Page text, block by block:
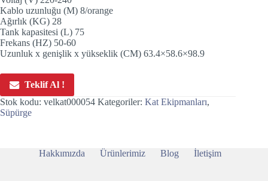
Kablo uzunluğu (M) 8/orange
Ağırlık (KG) 28
Tank kapasitesi (L) 75
Frekans (HZ) 50-60
Uzunluk x genişlik x yükseklik (CM) 63.4×58.6×98.9
Teklif Al !
Stok kodu: velkat000054 Kategoriler: Kat Ekipmanları,
Süpürge
Hakkımızda Ürünlerimiz Blog İletişim